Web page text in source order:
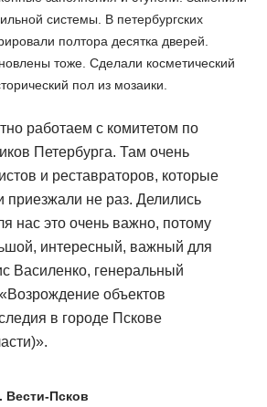
системы. В петербургских
полтора десятка дверей.
тоже. Сделали косметический
пол из мозаики.
работаем с комитетом по
Петербурга. Там очень
и реставраторов, которые
приезжали не раз. Делились
нас это очень важно, потому
интересный, важный для
Василенко, генеральный
объектов
в городе Пскове
Псков